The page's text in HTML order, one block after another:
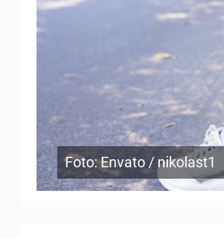
Foto: Envato / nikolast1